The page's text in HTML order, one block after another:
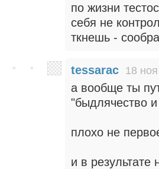
по жизни
себя не
ткнешь -
tessarac 18
а вообще ты
"быдлячество и
плохо не
и в результате